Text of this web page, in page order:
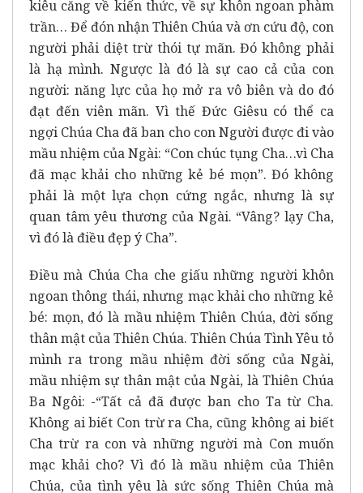
kiêu căng về kiến thức, về sự khôn ngoan phàm
trần… Để đón nhận Thiên Chúa và ơn cứu độ, con
người phải diệt trừ thói tự mãn. Đó không phải
là hạ mình. Ngược là đó là sự cao cả của con
người: năng lực của họ mở ra vô biên và do đó
đạt đến viên mãn. Vì thế Đức Giêsu có thể ca
ngợi Chúa Cha đã ban cho con Người được đi vào
mầu nhiệm của Ngài: “Con chúc tụng Cha…vì Cha
đã mạc khải cho những kẻ bé mọn”. Đó không
phải là một lựa chọn cứng ngắc, nhưng là sự
quan tâm yêu thương của Ngài. “Vâng? lạy Cha,
vì đó là điều đẹp ý Cha”.
Điều mà Chúa Cha che giấu những người khôn
ngoan thông thái, nhưng mạc khải cho những kẻ
bé: mọn, đó là mầu nhiệm Thiên Chúa, đời sống
thân mật của Thiên Chúa. Thiên Chúa Tình Yêu tỏ
mình ra trong mầu nhiệm đời sống của Ngài,
mầu nhiệm sự thân mật của Ngài, là Thiên Chúa
Ba Ngôi: -“Tất cả đã được ban cho Ta từ Cha.
Không ai biết Con trừ ra Cha, cũng không ai biết
Cha trừ ra con và những người mà Con muốn
mạc khải cho? Vì đó là mầu nhiệm của Thiên
Chúa, của tình yêu là sức sống Thiên Chúa mà